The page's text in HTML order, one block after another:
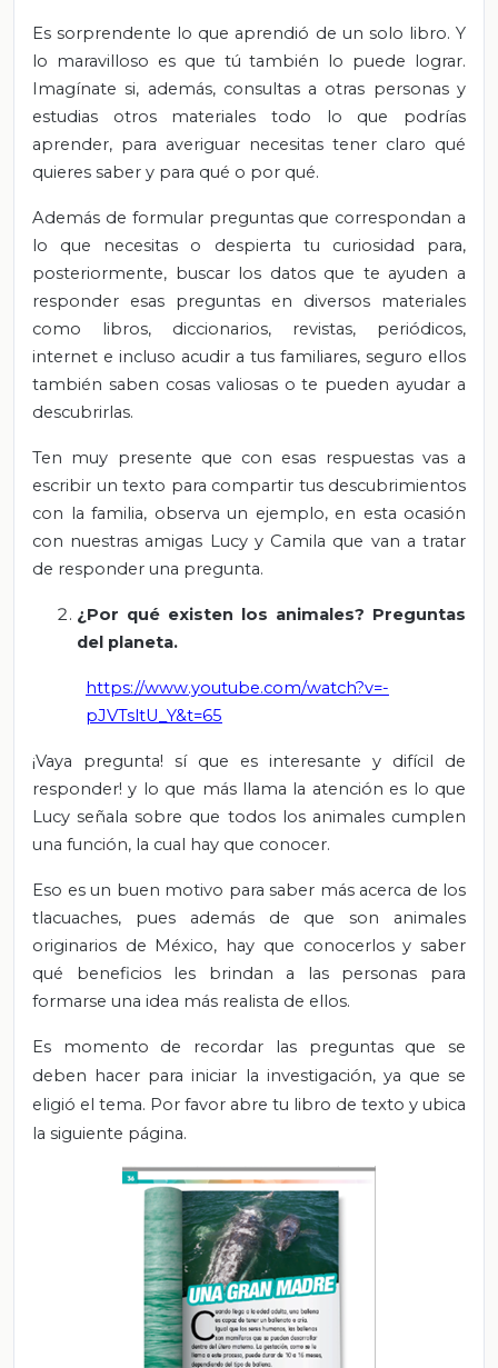
Es sorprendente lo que aprendió de un solo libro. Y
lo maravilloso es que tú también lo puede lograr.
Imagínate si, además, consultas a otras personas y
estudias otros materiales todo lo que podrías
aprender, para averiguar necesitas tener claro qué
quieres saber y para qué o por qué.
Además de formular preguntas que correspondan a
lo que necesitas o despierta tu curiosidad para,
posteriormente, buscar los datos que te ayuden a
responder esas preguntas en diversos materiales
como libros, diccionarios, revistas, periódicos,
internet e incluso acudir a tus familiares, seguro ellos
también saben cosas valiosas o te pueden ayudar a
descubrirlas.
Ten muy presente que con esas respuestas vas a
escribir un texto para compartir tus descubrimientos
con la familia, observa un ejemplo, en esta ocasión
con nuestras amigas Lucy y Camila que van a tratar
de responder una pregunta.
¿Por qué existen los animales? Preguntas
del planeta.
https://www.youtube.com/watch?v=-
pJVTsltU_Y&t=65
¡Vaya pregunta! sí que es interesante y difícil de
responder! y lo que más llama la atención es lo que
Lucy señala sobre que todos los animales cumplen
una función, la cual hay que conocer.
Eso es un buen motivo para saber más acerca de los
tlacuaches, pues además de que son animales
originarios de México, hay que conocerlos y saber
qué beneficios les brindan a las personas para
formarse una idea más realista de ellos.
Es momento de recordar las preguntas que se
deben hacer para iniciar la investigación, ya que se
eligió el tema. Por favor abre tu libro de texto y ubica
la siguiente página.